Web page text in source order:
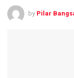
by Pilar